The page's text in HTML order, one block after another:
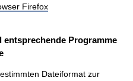
Firefox
entsprechende Programme
Dateiformat zur